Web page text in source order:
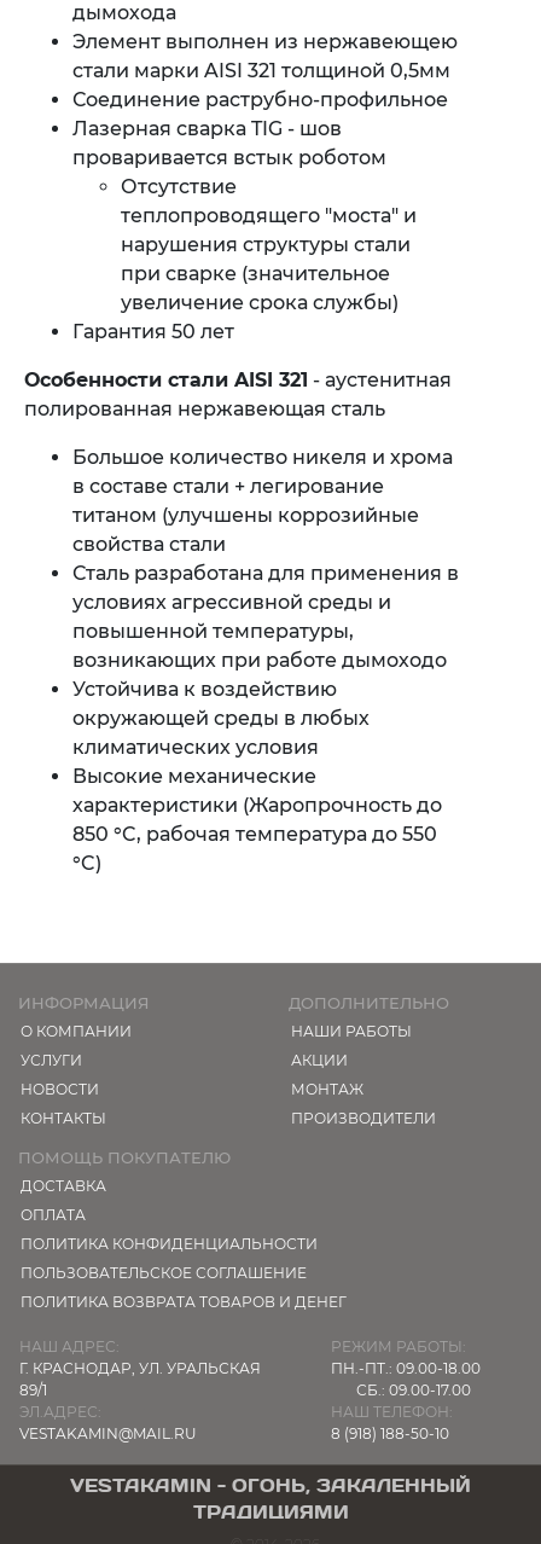
дымохода
Элемент выполнен из нержавеющею
стали марки AISI 321 толщиной 0,5мм
Соединение раструбно-профильное
Лазерная сварка TIG - шов
проваривается встык роботом
Отсутствие
теплопроводящего "моста" и
нарушения структуры стали
при сварке (значительное
увеличение срока службы)
Гарантия 50 лет
Особенности стали AISI 321 - аустенитная
полированная нержавеющая сталь
Большое количество никеля и хрома
в составе стали + легирование
титаном (улучшены коррозийные
свойства стали
Сталь разработана для применения в
условиях агрессивной среды и
повышенной температуры,
возникающих при работе дымоходо
Устойчива к воздействию
окружающей среды в любых
климатических условия
Высокие механические
характеристики (Жаропрочность до
850 °C, рабочая температура до 550
°C)
ИНФОРМАЦИЯ
О КОМПАНИИ
УСЛУГИ
НОВОСТИ
КОНТАКТЫ
ДОПОЛНИТЕЛЬНО
НАШИ РАБОТЫ
АКЦИИ
МОНТАЖ
ПРОИЗВОДИТЕЛИ
ПОМОЩЬ ПОКУПАТЕЛЮ
ДОСТАВКА
ОПЛАТА
ПОЛИТИКА КОНФИДЕНЦИАЛЬНОСТИ
ПОЛЬЗОВАТЕЛЬСКОЕ СОГЛАШЕНИЕ
ПОЛИТИКА ВОЗВРАТА ТОВАРОВ И ДЕНЕГ
НАШ АДРЕС:
Г. КРАСНОДАР, УЛ. УРАЛЬСКАЯ
89/1
ЭЛ.АДРЕС:
VESTAKAMIN@MAIL.RU
РЕЖИМ РАБОТЫ:
ПН.-ПТ.: 09.00-18.00
СБ.: 09.00-17.00
НАШ ТЕЛЕФОН:
8 (918) 188-50-10
VESTAKAMIN - ОГОНЬ, ЗАКАЛЕННЫЙ
ТРАДИЦИЯМИ